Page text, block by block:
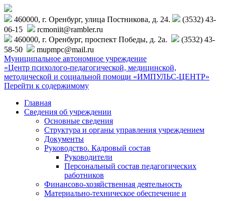
460000, г. Оренбург, улица Постникова, д. 24.
(3532) 43-
06-15
rcmoniit@rambler.ru
460000, г. Оренбург, проспект Победы, д. 2а.
(3532) 43-
58-50
mupmpc@mail.ru
Муниципальное автономное учреждение
«Центр психолого-педагогической, медицинской,
методической и социальной помощи «ИМПУЛЬС-ЦЕНТР»
Перейти к содержимому
Главная
Сведения об учреждении
Основные сведения
Структура и органы управления учреждением
Документы
Руководство. Кадровый состав
Руководители
Персональный состав педагогических
работников
Финансово-хозяйственная деятельность
Материально-техническое обеспечение и